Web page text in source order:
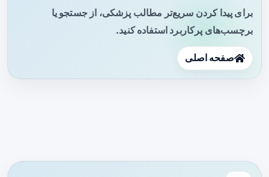
برای پیدا کردن سریع‌تر مطالب پزشکی، از جستجو یا
برچسب‌های پرکاربرد استفاده کنید.
صفحه اصلی